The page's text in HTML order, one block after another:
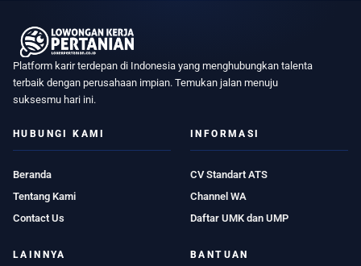
Platform karir terdepan di Indonesia yang menghubungkan talenta
terbaik dengan perusahaan impian. Temukan jalan menuju
suksesmu hari ini.
HUBUNGI KAMI
Beranda
Tentang Kami
Contact Us
INFORMASI
CV Standart ATS
Channel WA
Daftar UMK dan UMP
LAINNYA BANTUAN